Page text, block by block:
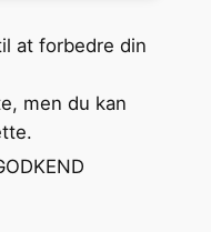
at forbedre din
men du kan